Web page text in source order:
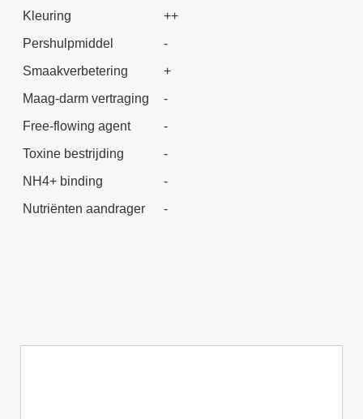
Kleuring
++
Pershulpmiddel
-
Smaakverbetering
+
Maag-darm vertraging
-
Free-flowing agent
-
Toxine bestrijding
-
NH4+ binding
-
Nutriënten aandrager
-